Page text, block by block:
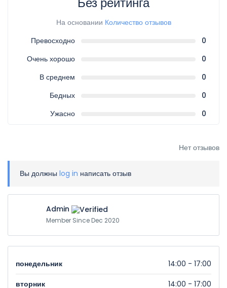
На основании Количество отзывов
Превосходно
0
Очень хорошо
0
В среднем
0
Бедных
0
Ужасно
0
Нет отзывов
Вы должны log in написать отзыв
Admin
Member Since Dec 2020
понедельник
14:00 - 17:00
вторник
14:00 - 17:00